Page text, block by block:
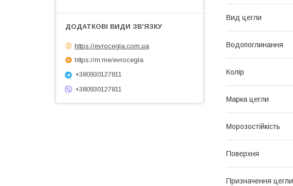
Вид цегли
Водопоглинання
Колір
Марка цегли
Морозостійкість
Поверхня
Призначення цегли
https://evrocegla.com.ua
https://m.me/evrocegla
+380930127811
+380930127811